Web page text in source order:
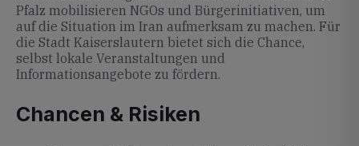
Pfalz mobilisieren NGOs und Bürgerinitiativen, um
auf die Situation im Iran aufmerksam zu machen. Für
die Stadt Kaiserslautern bietet sich die Chance,
selbst lokale Veranstaltungen und
Informationsangebote zu fördern.
Chancen & Risiken